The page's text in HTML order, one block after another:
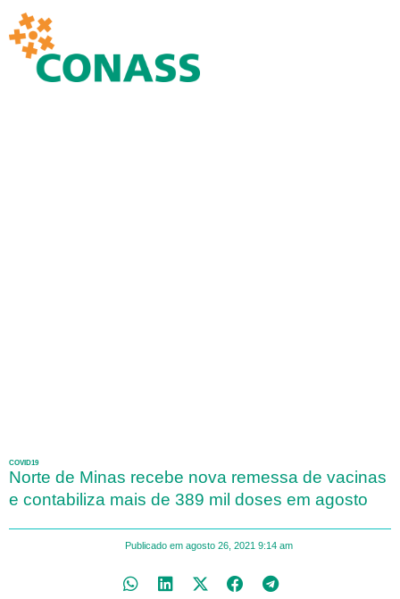
COVID19
Norte de Minas recebe nova remessa de vacinas
e contabiliza mais de 389 mil doses em agosto
Publicado em agosto 26, 2021 9:14 am